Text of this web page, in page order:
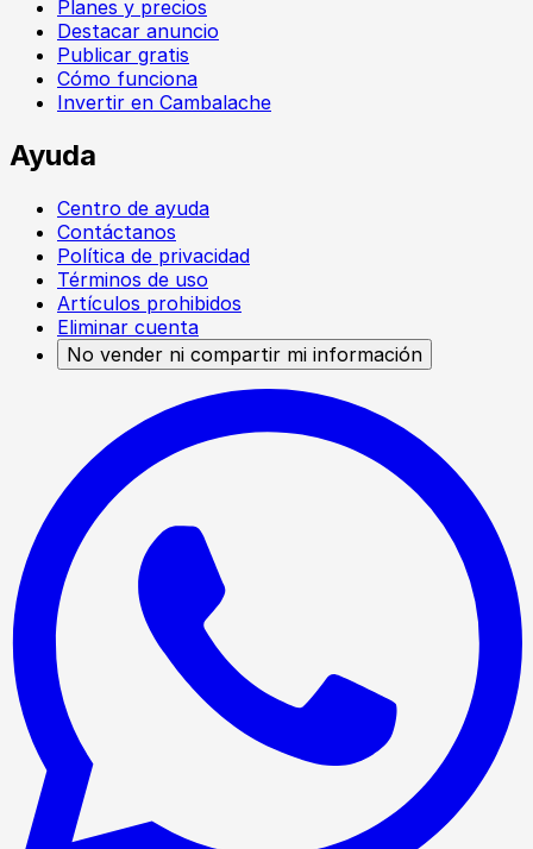
Planes y precios
Destacar anuncio
Publicar gratis
Cómo funciona
Invertir en Cambalache
Ayuda
Centro de ayuda
Contáctanos
Política de privacidad
Términos de uso
Artículos prohibidos
Eliminar cuenta
No vender ni compartir mi información